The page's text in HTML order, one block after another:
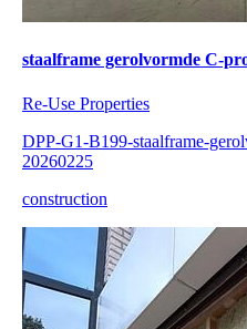
staalframe gerolvormde C-
Re-Use Properties
DPP-G1-B199-staalframe-
20260225
construction